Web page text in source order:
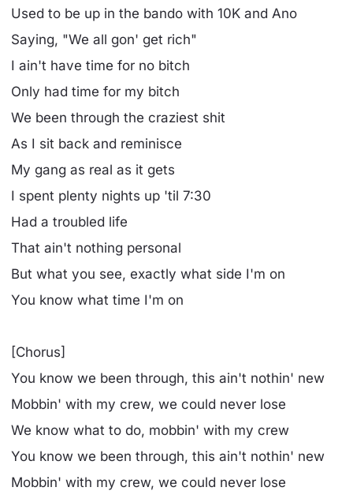
Used to be up in the bando with 10K and Ano
Saying, "We all gon' get rich"
I ain't have time for no bitch
Only had time for my bitch
We been through the craziest shit
As I sit back and reminisce
My gang as real as it gets
I spent plenty nights up 'til 7:30
Had a troubled life
That ain't nothing personal
But what you see, exactly what side I'm on
You know what time I'm on
[Chorus]
You know we been through, this ain't nothin' new
Mobbin' with my crew, we could never lose
We know what to do, mobbin' with my crew
You know we been through, this ain't nothin' new
Mobbin' with my crew, we could never lose